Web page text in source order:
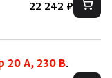
22 242 ₽
20 А, 230 В.